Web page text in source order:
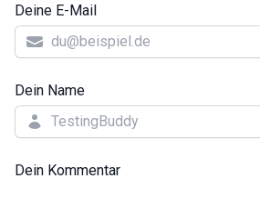
Deine E-Mail
Dein Name
Dein Kommentar